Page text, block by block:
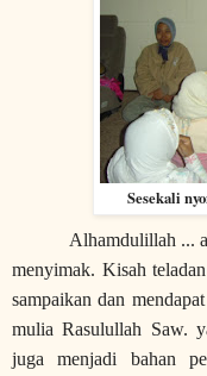
Sesekali
Alhamdulillah ...
menyimak. Kisah
sampaikan dan
mulia Rasulullah Saw.
juga menjadi bahan